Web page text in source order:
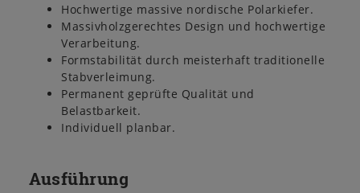
Hochwertige massive nordische Polarkiefer.
Massivholzgerechtes Design und hochwertige
Verarbeitung.
Formstabilität durch meisterhaft traditionelle
Stabverleimung.
Permanent geprüfte Qualität und
Belastbarkeit.
Individuell planbar.
Ausführung